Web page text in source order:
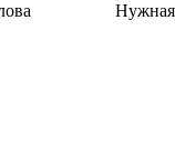
Нужная